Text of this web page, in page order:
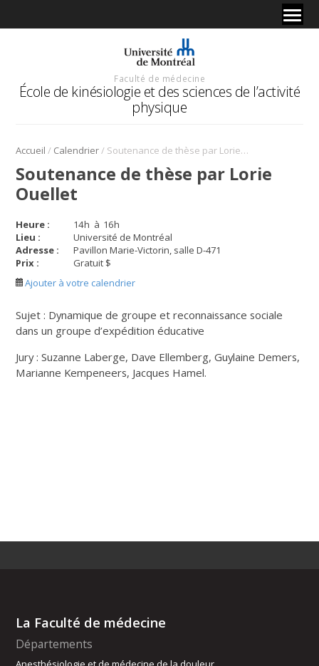
Faculté de médecine
École de kinésiologie et des sciences de l’activité
physique
Accueil / Calendrier/ Soutenance de thèse par Lorie Ouellet
Soutenance de thèse par Lorie
Ouellet
Heure : 14h à 16h
Lieu :
Université de Montréal
Adresse :
Pavillon Marie-Victorin, salle D-471
Prix :
Gratuit $
Ajouter à votre calendrier
Sujet : Dynamique de groupe et reconnaissance sociale
dans un groupe d’expédition éducative
Jury : Suzanne Laberge, Dave Ellemberg, Guylaine Demers,
Marianne Kempeneers, Jacques Hamel.
La Faculté de médecine
Départements